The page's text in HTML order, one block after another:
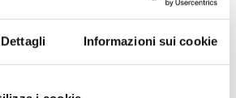
Dettagli Informazioni sui cookie
scuola di guerrieri specializzati
ricerca della “verità”, può
tenendo le spade nel